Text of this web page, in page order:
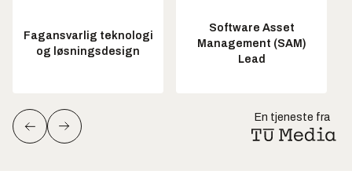
Fagansvarlig teknologi
og løsningsdesign
Software Asset
Management (SAM)
Lead
En tjeneste fra